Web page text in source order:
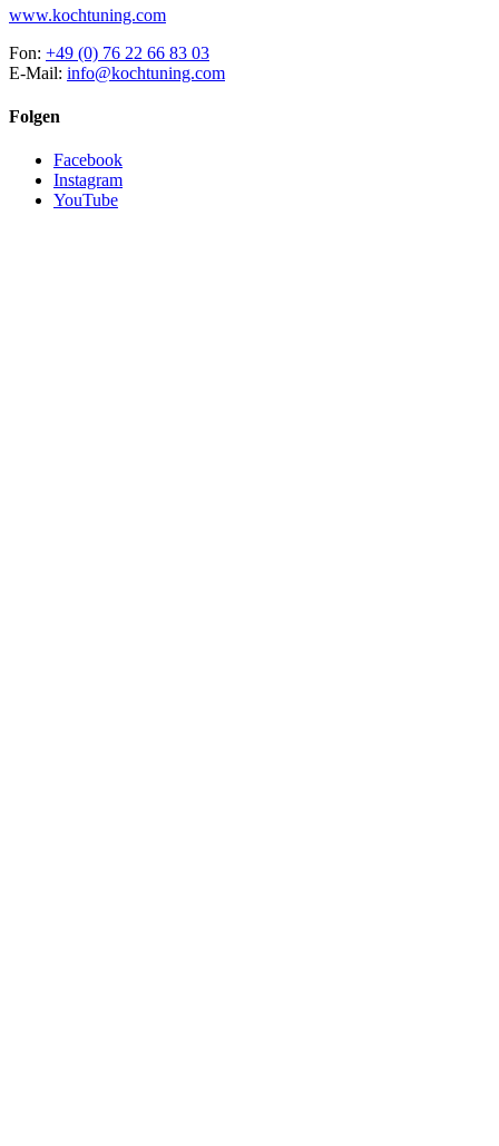
www.kochtuning.com
Fon: +49 (0) 76 22 66 83 03
E-Mail: info@kochtuning.com
Folgen
Facebook
Instagram
YouTube